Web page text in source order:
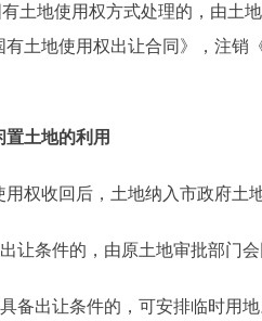
地使用权方式处理的，由土地
有土地使用权出让合同》，注销
土地的利用
收回后，土地纳入市政府土
条件的，由原土地审批部门会
出让条件的，可安排临时用地